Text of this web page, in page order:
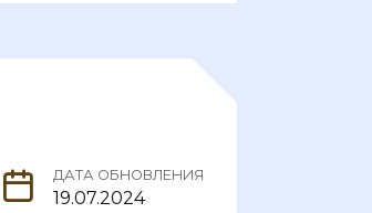
ДАТА ОБНОВЛЕНИЯ
19.07.2024